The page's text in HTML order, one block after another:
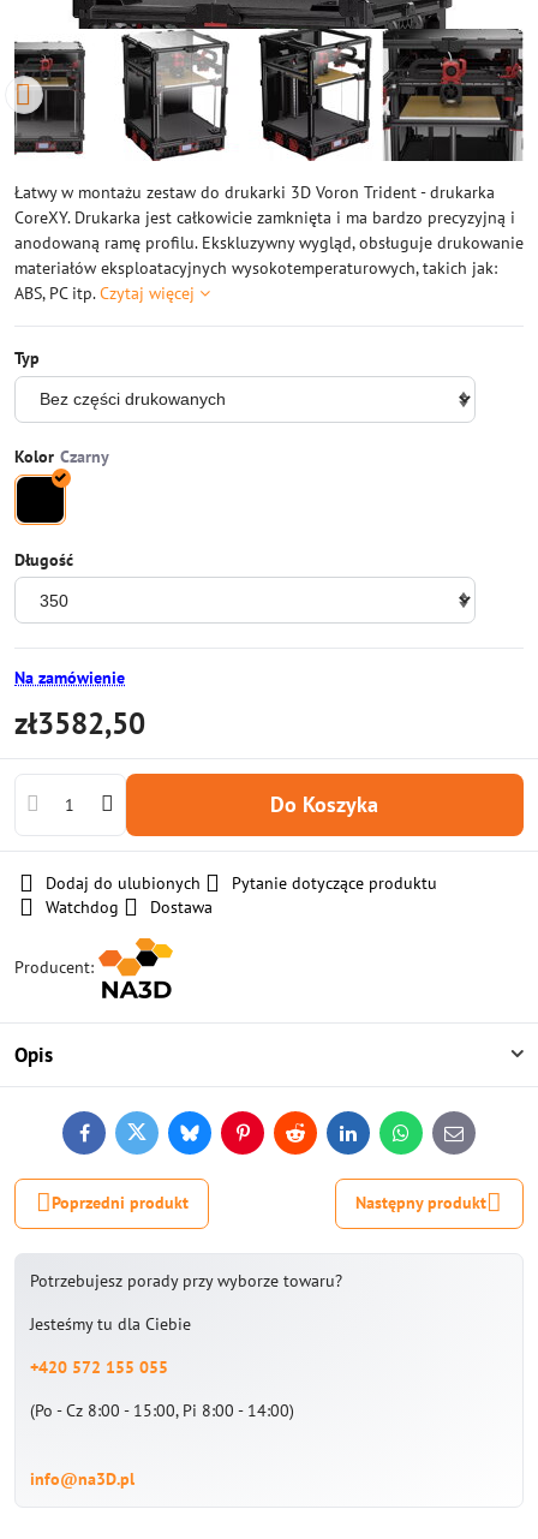
Łatwy w montażu zestaw do drukarki 3D Voron Trident - drukarka
CoreXY. Drukarka jest całkowicie zamknięta i ma bardzo precyzyjną i
anodowaną ramę profilu. Ekskluzywny wygląd, obsługuje drukowanie
materiałów eksploatacyjnych wysokotemperaturowych, takich jak:
ABS, PC itp.Czytaj więcej
Typ
Kolor
Długość
Na zamówienie
zł3582,50
Do Koszyka
Dodaj do ulubionych
Pytanie dotyczące produktu
Watchdog
Dostawa
Producent:
Opis
FacebookTwitterBlueskyPinterestReddit LinkedInWhatsApp
E-
mail
Poprzedni produkt Następny produkt
Potrzebujesz porady przy wyborze towaru?
Jesteśmy tu dla Ciebie
+420 572 155 055
(Po - Cz 8:00 - 15:00, Pi 8:00 - 14:00)
info@na3D.pl